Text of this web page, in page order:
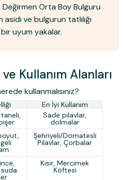
Orta Boy Bulguru
ve bulgurun tatlılığı
uyum yakalar.
Kullanım Alanları
kullanmalısınız?
En İyi Kullanım
Sade pilavlar,
dolmalar
Şehriyeli/Domatesli
Pilavlar, Çorbalar
suda
Kısır, Mercimek
Köftesi